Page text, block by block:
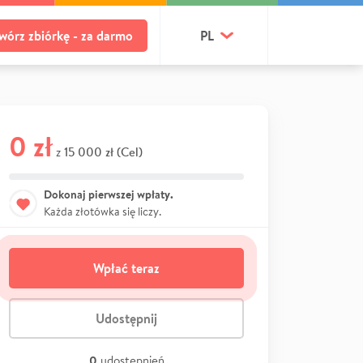
zbiórkę - za darmo PL
0 zł z 15 000 zł (Cel)
Dokonaj pierwszej wpłaty.
Każda złotówka się liczy.
Wpłać teraz
Udostępnij